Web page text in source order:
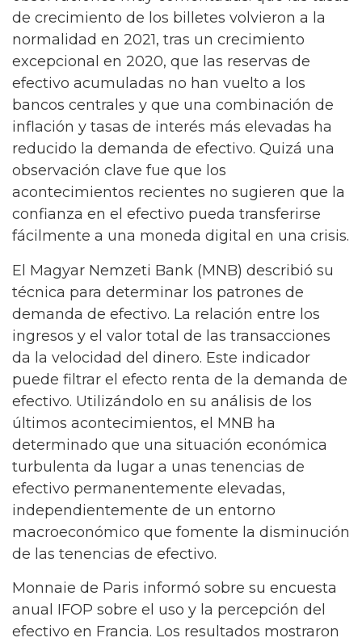
de crecimiento de los billetes volvieron a la
normalidad en 2021, tras un crecimiento
excepcional en 2020, que las reservas de
efectivo acumuladas no han vuelto a los
bancos centrales y que una combinación de
inflación y tasas de interés más elevadas ha
reducido la demanda de efectivo. Quizá una
observación clave fue que los
acontecimientos recientes no sugieren que la
confianza en el efectivo pueda transferirse
fácilmente a una moneda digital en una crisis.
El Magyar Nemzeti Bank (MNB) describió su
técnica para determinar los patrones de
demanda de efectivo. La relación entre los
ingresos y el valor total de las transacciones
da la velocidad del dinero. Este indicador
puede filtrar el efecto renta de la demanda de
efectivo. Utilizándolo en su análisis de los
últimos acontecimientos, el MNB ha
determinado que una situación económica
turbulenta da lugar a unas tenencias de
efectivo permanentemente elevadas,
independientemente de un entorno
macroeconómico que fomente la disminución
de las tenencias de efectivo.
Monnaie de Paris informó sobre su encuesta
anual IFOP sobre el uso y la percepción del
efectivo en Francia. Los resultados mostraron